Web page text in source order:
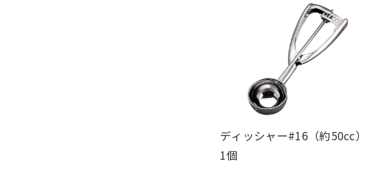
ディッシャー#16（約50cc）
1個